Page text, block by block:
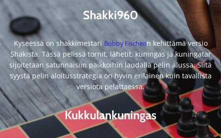
Shakki960
Kyseessä on shakkimestari Bobby Fischerin kehittämä versio
Shakista. Tässä pelissä tornit, lähetit, kuningas ja kuningatar
sijoitetaan satunnaisiin paikkoihin laudalla pelin alussa. Siitä
syystä pelin aloitusstrategia on hyvin erilainen kuin tavallista
versiota pelattaessa.
Kukkulankuningas